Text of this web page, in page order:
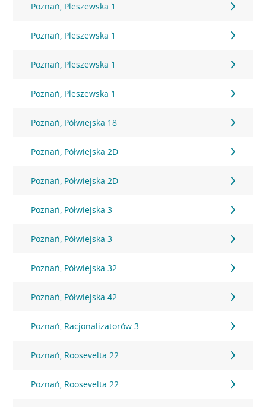
Poznań, Pleszewska 1
Poznań, Pleszewska 1
Poznań, Pleszewska 1
Poznań, Pleszewska 1
Poznań, Półwiejska 18
Poznań, Półwiejska 2D
Poznań, Półwiejska 2D
Poznań, Półwiejska 3
Poznań, Półwiejska 3
Poznań, Półwiejska 32
Poznań, Półwiejska 42
Poznań, Racjonalizatorów 3
Poznań, Roosevelta 22
Poznań, Roosevelta 22